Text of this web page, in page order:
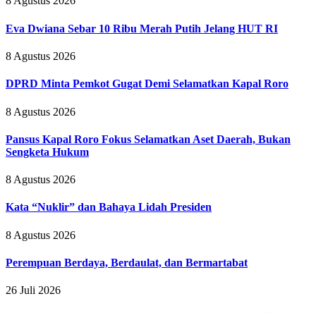
Eva Dwiana Sebar 10 Ribu Merah Putih Jelang HUT RI
8 Agustus 2026
DPRD Minta Pemkot Gugat Demi Selamatkan Kapal Roro
8 Agustus 2026
Pansus Kapal Roro Fokus Selamatkan Aset Daerah, Bukan
Sengketa Hukum
8 Agustus 2026
Kata “Nuklir” dan Bahaya Lidah Presiden
8 Agustus 2026
Perempuan Berdaya, Berdaulat, dan Bermartabat
26 Juli 2026